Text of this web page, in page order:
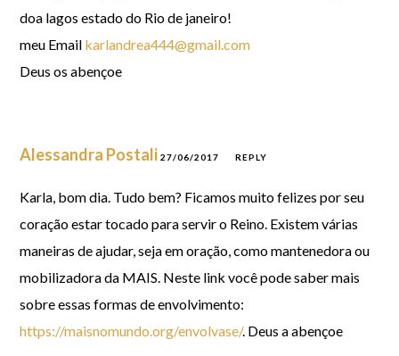
doa lagos estado do Rio de janeiro!
meu Email karlandrea444@gmail.com
Deus os abençoe
Alessandra Postali 27/06/2017 REPLY
Karla, bom dia. Tudo bem? Ficamos muito felizes por seu
coração estar tocado para servir o Reino. Existem várias
maneiras de ajudar, seja em oração, como mantenedora ou
mobilizadora da MAIS. Neste link você pode saber mais
sobre essas formas de envolvimento:
https://maisnomundo.org/envolvase/. Deus a abençoe